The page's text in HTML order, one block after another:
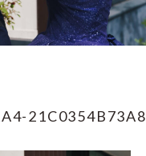
21C0354B73A8